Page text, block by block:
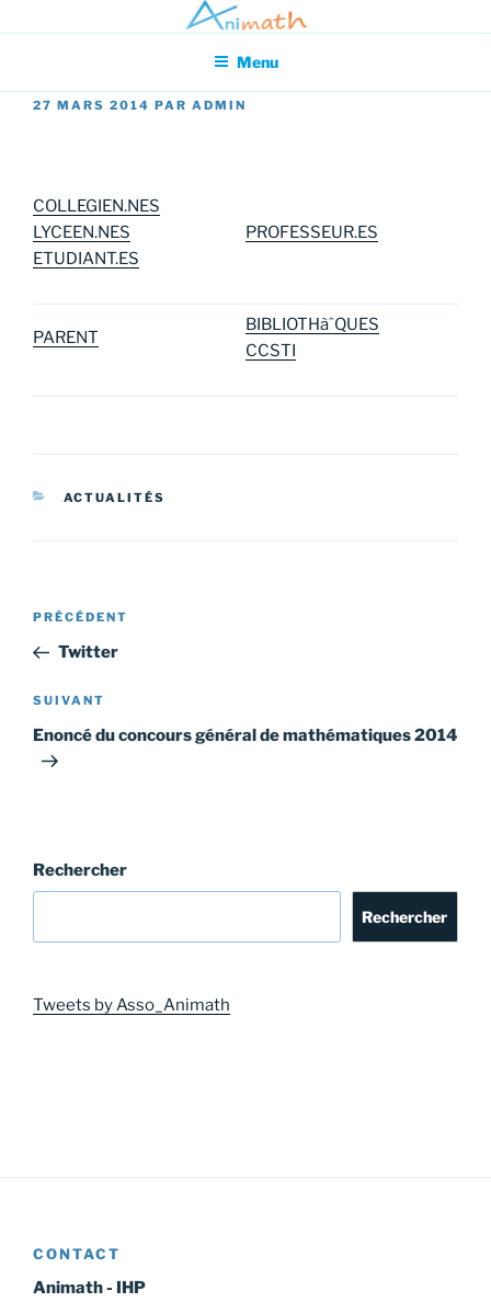
au
principal
Association pour l'Animation en Mathématiques
Menu
PUBLIÉ
27 MARS 2014 PAR ADMIN
COLLEGIEN.NES
LYCEEN.NES
ETUDIANT.ES
PROFESSEUR.ES
PARENT
BIBLIOTHàˆQUES
CCSTI
CATÉGORIES
ACTUALITÉS
Navigation
l’article
Article
précédent
PRÉCÉDENT
Twitter
Article
suivant
SUIVANT
Enoncé du concours général de mathématiques 2014
Rechercher
Rechercher
Tweets by Asso_Animath
CONTACT
Animath - IHP